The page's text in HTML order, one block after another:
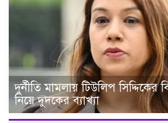
দুর্নীতি মামলায় টিউলিপ সিদ্দিকের
নিয়ে দুদকের ব্যাখ্যা